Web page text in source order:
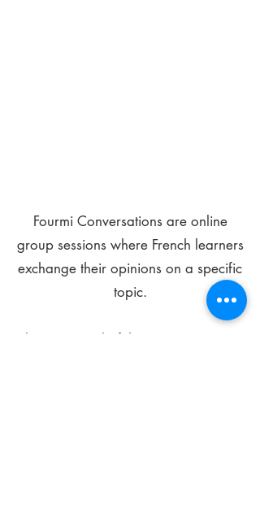
Fourmi Conversations are online
group sessions where French learners
exchange their opinions on a specific
topic.
The main goal of these meetings is to